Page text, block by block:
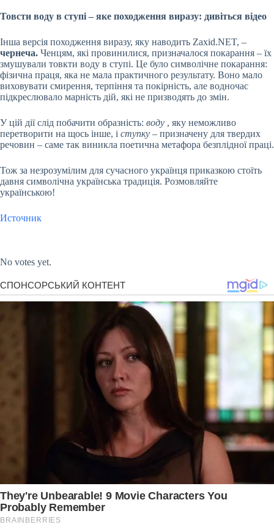
Товсти воду в ступі – яке походження виразу: дивіться відео
Інша версія походження виразу, яку наводить Zaxid.NET, –
чернеча. Ченцям, які провинилися, призначалося покарання – їх
змушували товкти воду в ступі. Це було символічне покарання:
фізична праця, яка не мала практичного результату. Воно мало
виховувати смирення, терпіння та покірність, але водночас
підкреслювало марність дій, які не призводять до змін.
У цій дії слід побачити образність: воду , яку неможливо
перетворити на щось інше, і ступку – призначену для твердих
речовин – саме так виникла поетична метафора безплідної праці.
Тож за незрозумілим для сучасного українця приказкою стоїть
давня символічна українська традиція. Розмовляйте
українською!
Источник
No votes yet.